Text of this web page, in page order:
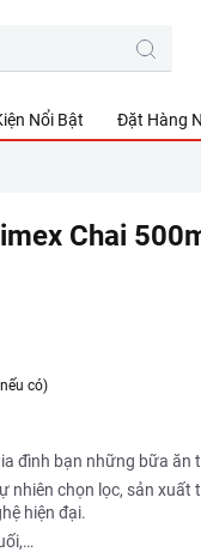
Nổi Bật Đặt Hàng
Chai
có)
đình bạn những bữa ăn
nhiên chọn lọc, sản xuất
hiện đại.